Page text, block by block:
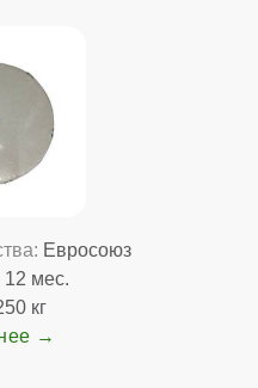
Евросоюз
12 мес.
кг